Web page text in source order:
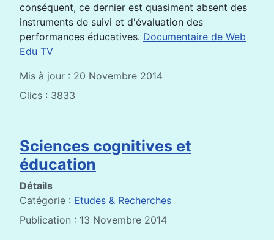
conséquent, ce dernier est quasiment absent des
instruments de suivi et d'évaluation des
performances éducatives. Documentaire de Web
Edu TV
Mis à jour : 20 Novembre 2014
Clics : 3833
Sciences cognitives et
éducation
Détails
Catégorie : Etudes & Recherches
Publication : 13 Novembre 2014